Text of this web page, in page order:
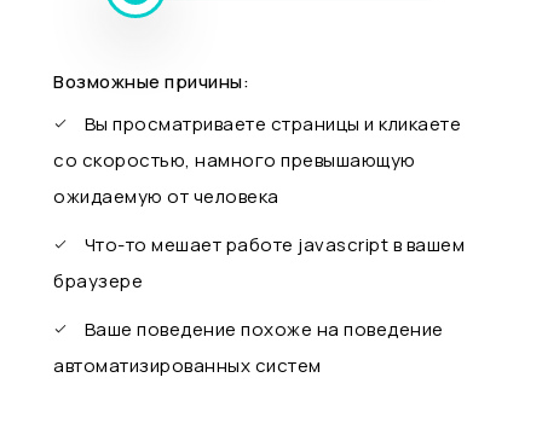
Возможные причины:
Вы просматриваете страницы и кликаете
со скоростью, намного превышающую
ожидаемую от человека
Что-то мешает работе javascript в вашем
браузере
Ваше поведение похоже на поведение
автоматизированных систем